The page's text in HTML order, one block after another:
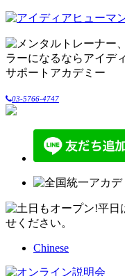
03-5766-4747
Chinese